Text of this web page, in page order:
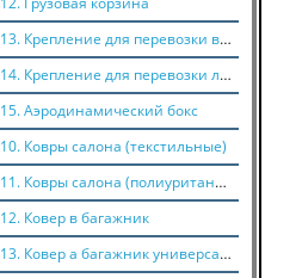
910313. Крепление для перевозки велосипеда
910314. Крепление для перевозки лыж
Аэродинамический бокс
Ковры салона (текстильные)
910411. Ковры салона (полиуритановые)
Ковер в багажник
910413. Ковер а багажник универсальный погрузочный